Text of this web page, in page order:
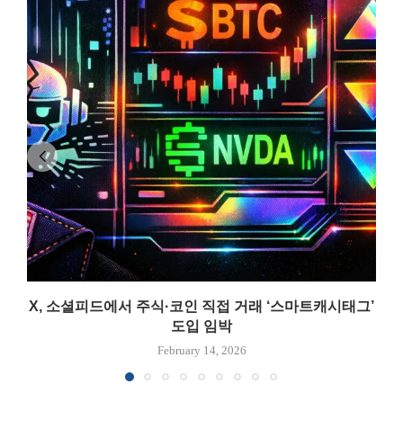
X, 소셜피드에서 주식·코인 직접 거래 ‘스마트캐시태그’
도입 임박
February 14, 2026